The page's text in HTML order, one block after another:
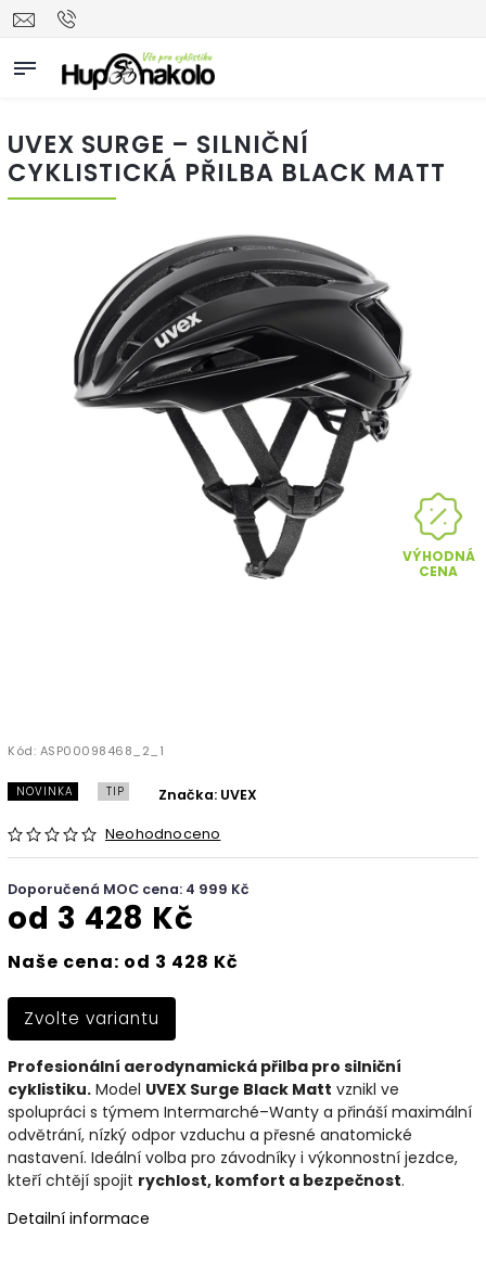
UVEX SURGE – SILNIČNÍ
CYKLISTICKÁ PŘILBA BLACK MATT
VÝHODNÁ
CENA
Kód: ASP00098468_2_1
NOVINKA TIP
Neohodnoceno
Značka: UVEX
Doporučená MOC cena: 4 999 Kč
od 3 428 Kč
Naše cena: od 3 428 Kč
Zvolte variantu
Profesionální aerodynamická přilba pro silniční
cyklistiku. Model UVEX Surge Black Matt vznikl ve
spolupráci s týmem Intermarché–Wanty a přináší maximální
odvětrání, nízký odpor vzduchu a přesné anatomické
nastavení. Ideální volba pro závodníky i výkonnostní jezdce,
kteří chtějí spojit rychlost, komfort a bezpečnost.
Detailní informace